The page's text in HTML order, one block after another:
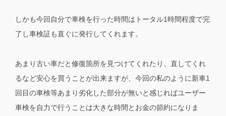
しかも今回自分で車検を行った時間はトータル1時間程度で完
了し車検証も直ぐに発行してくれます。
あまり古い車だと修復箇所を見つけてくれたり、直してくれ
るなど安心を買うことが出来ますが、今回の私のように新車1
回目の車検等あまり劣化した部分が無いと感じればユーザー
車検を自力で行うことは大きな時間とお金の節約になりま